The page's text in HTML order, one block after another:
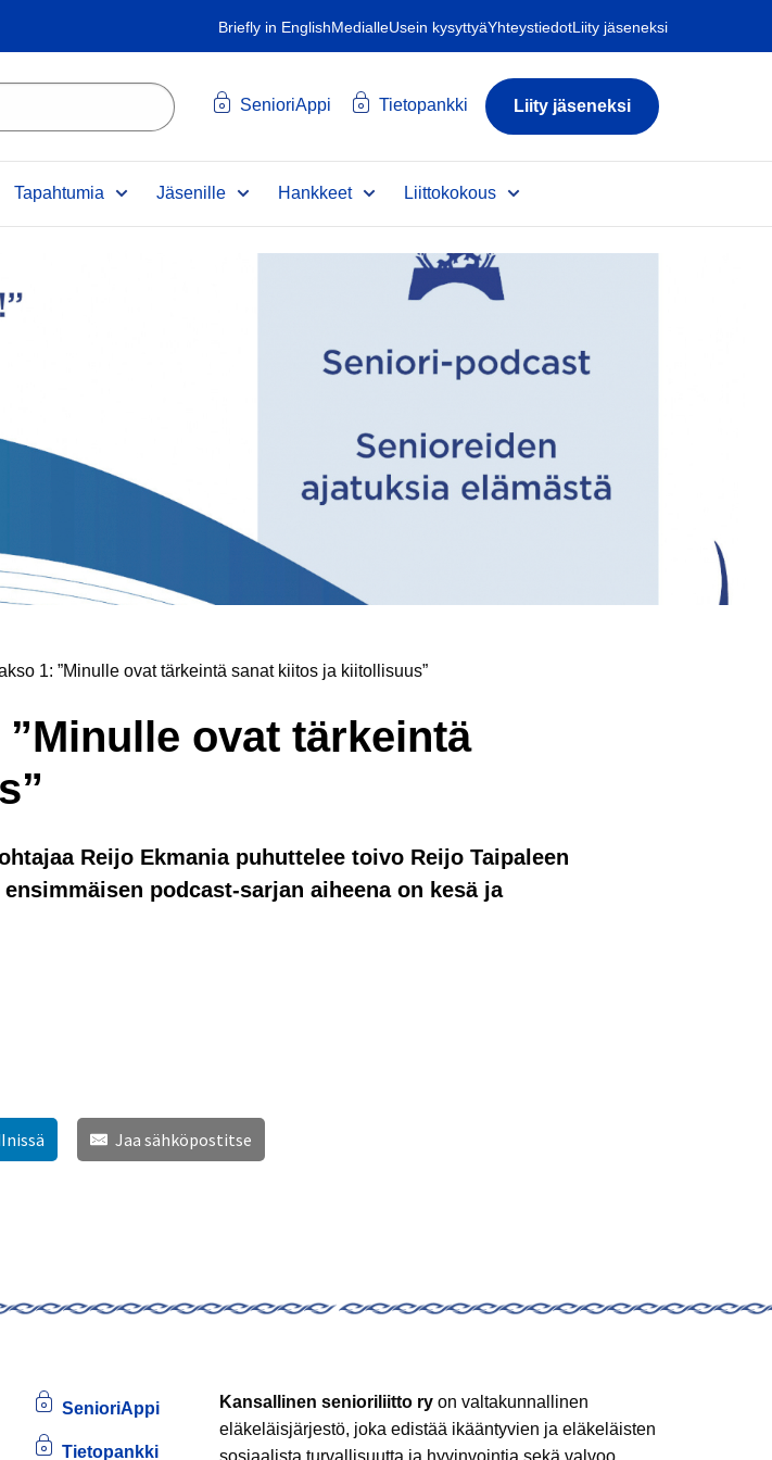
Briefly in EnglishMedialleUsein kysyttyäYhteystiedotLiity jäseneksi
SenioriAppi Tietopankki Liity jäseneksi
Tapahtumia Jäsenille Hankkeet Liittokokous
1: ”Minulle ovat tärkeintä sanat kiitos ja kiitollisuus”
ovat tärkeintä
Reijo Ekmania puhuttelee toivo Reijo Taipaleen
podcast-sarjan aiheena on kesä ja
Jaa sähköpostitse
SenioriAppi
Tietopankki
Kansallinen senioriliitto ry on valtakunnallinen
eläkeläisjärjestö, joka edistää ikääntyvien ja eläkeläisten
sosiaalista turvallisuutta ja hyvinvointia sekä valvoo